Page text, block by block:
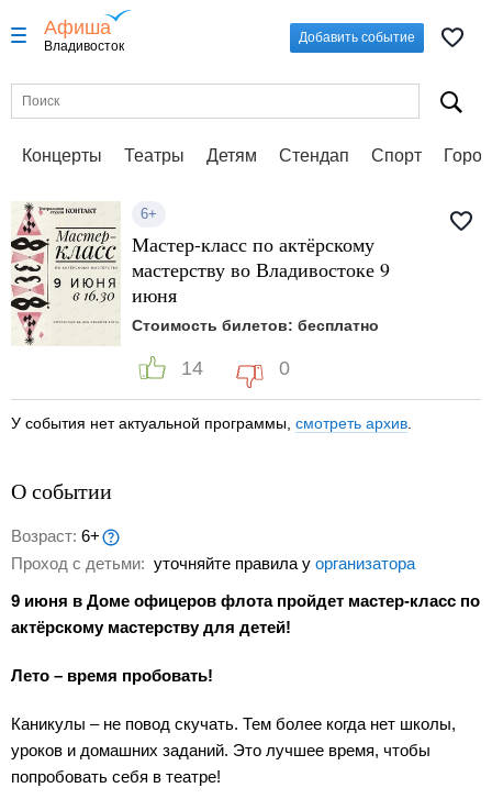
Афиша
Владивосток
Добавить событие
Концерты Театры Детям Стендап Спорт
6+
Мастер-класс по актёрскому
мастерству во Владивостоке 9
июня
Стоимость билетов: бесплатно
14 0
У события нет актуальной программы, смотреть архив
О событии
Возраст: 6+
Проход с детьми: уточняйте правила у организатора
9 июня в Доме офицеров флота пройдет мастер-класс по
актёрскому мастерству для детей!
Лето – время пробовать!
Каникулы – не повод скучать. Тем более когда нет школы,
уроков и домашних заданий. Это лучшее время, чтобы
попробовать себя в театре!